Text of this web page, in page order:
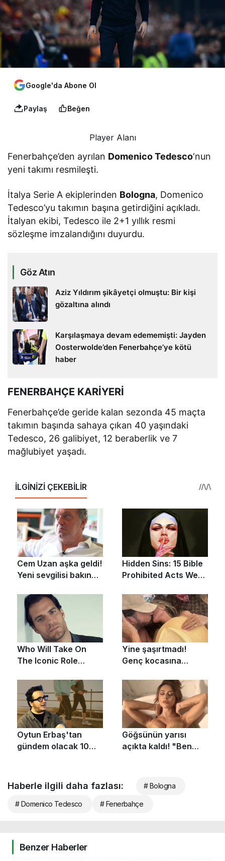
Google'da Abone Ol
Paylaş Beğen
Player Alanı
Fenerbahçe’den ayrılan Domenico Tedesco‘nun
yeni takımı resmileşti.
İtalya Serie A ekiplerinden Bologna, Domenico
Tedesco’yu takımın başına getirdiğini açıkladı.
İtalyan ekibi, Tedesco ile 2+1 yıllık resmi
sözleşme imzalandığını duyurdu.
Göz Atın
Aziz Yıldırım şikâyetçi olmuştu: Bir kişi
gözaltına alındı
Karşılaşmaya devam edememişti: Jayden
Oosterwolde’den Fenerbahçe’ye kötü
haber
FENERBAHÇE KARİYERİ
Fenerbahçe’de geride kalan sezonda 45 maçta
takımın başında sahaya çıkan 40 yaşındaki
Tedesco, 26 galibiyet, 12 beraberlik ve 7
mağlubiyet yaşadı.
Haberle ilgili daha fazlası: # Bologna
# Domenico Tedesco # Fenerbahçe
Benzer Haberler